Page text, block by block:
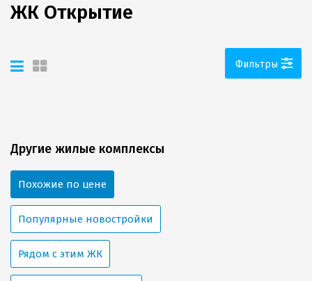
ЖК Открытие
Фильтры
Другие жилые комплексы
Похожие по цене
Популярные новостройки
Рядом с этим ЖК